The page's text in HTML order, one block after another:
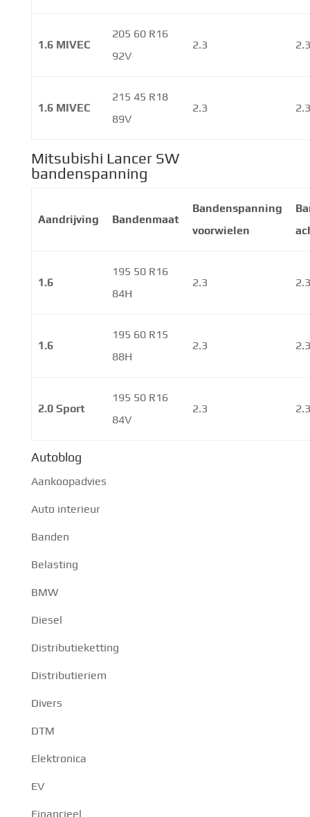
1.6 MIVEC
205 60 R16
92V
2.3
1.6 MIVEC
215 45 R18
89V
2.3
Mitsubishi Lancer SW
bandenspanning
Aandrijving Bandenmaat
Bandenspanning
voorwielen
1.6
195 50 R16
84H
2.3
1.6
195 60 R15
88H
2.3
2.0 Sport
195 50 R16
84V
2.3
Autoblog
Aankoopadvies
Auto interieur
Banden
Belasting
BMW
Diesel
Distributieketting
Distributieriem
Divers
DTM
Elektronica
EV
Financieel